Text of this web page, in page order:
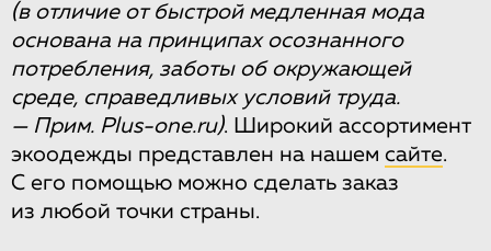
(в отличие от быстрой медленная мода
основана на принципах осознанного
потребления, заботы об окружающей
среде, справедливых условий труда.
— Прим. Plus-one.ru). Широкий ассортимент
экоодежды представлен на нашем сайте.
С его помощью можно сделать заказ
из любой точки страны.